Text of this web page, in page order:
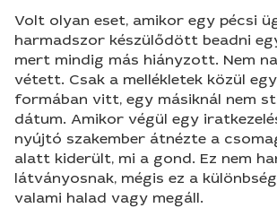
Volt olyan eset, amikor egy pécsi
harmadszor készülődött beadni
mert mindig más hiányzott. Nem
vétett. Csak a mellékletek közül
formában vitt, egy másiknál nem
dátum. Amikor végül egy
nyújtó szakember átnézte a
alatt kiderült, mi a gond. Ez nem
látványosnak, mégis ez a
valami halad vagy megáll.